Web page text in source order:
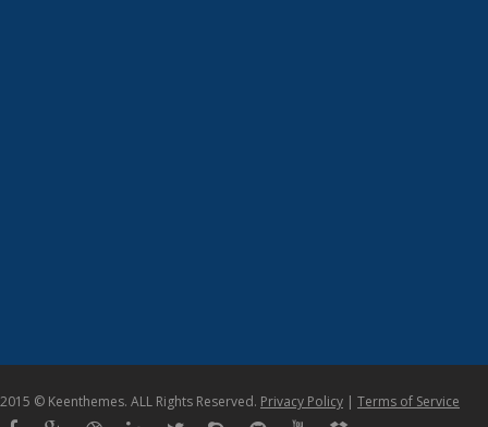
2015 © Keenthemes. ALL Rights Reserved. Privacy Policy | Terms of Service